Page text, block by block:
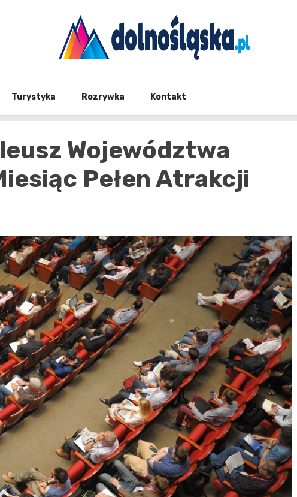
Turystyka Rozrywka Kontakt
Województwa
Pełen Atrakcji